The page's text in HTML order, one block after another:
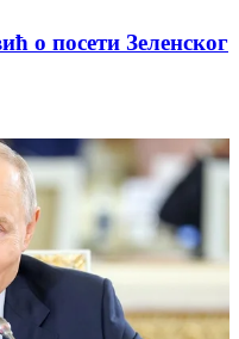
о посети Зеленског